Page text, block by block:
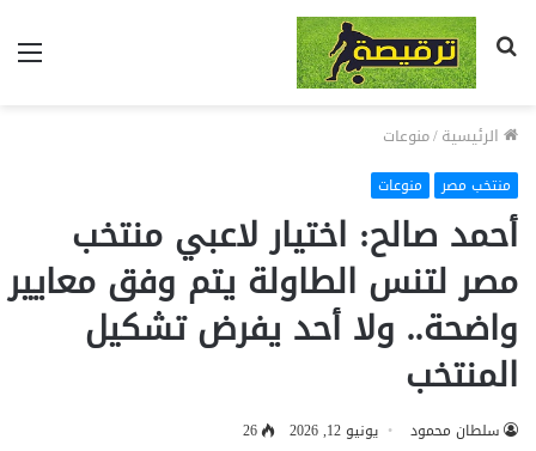
بحث
عن
الرئيسية/منوعات
منتخب مصر منوعات
أحمد صالح: اختيار لاعبي منتخب
مصر لتنس الطاولة يتم وفق معايير
واضحة.. ولا أحد يفرض تشكيل
المنتخب
سلطان محمود يونيو 12, 2026 26